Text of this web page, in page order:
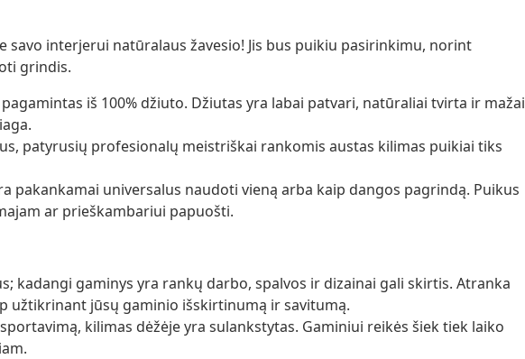
interjerui natūralaus žavesio! Jis bus puikiu pasirinkimu, norint
grindis.
iš 100% džiuto. Džiutas yra labai patvari, natūraliai tvirta ir mažai
patyrusių profesionalų meistriškai rankomis austas kilimas puikiai tiks
pakankamai universalus naudoti vieną arba kaip dangos pagrindą. Puikus
ar prieškambariui papuošti.
kadangi gaminys yra rankų darbo, spalvos ir dizainai gali skirtis. Atranka
užtikrinant jūsų gaminio išskirtinumą ir savitumą.
kilimas dėžėje yra sulankstytas. Gaminiui reikės šiek tiek laiko